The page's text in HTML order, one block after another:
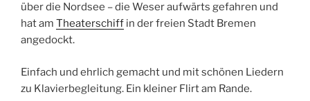
über die Nordsee – die Weser aufwärts gefahren und
hat am Theaterschiff in der freien Stadt Bremen
angedockt.
Einfach und ehrlich gemacht und mit schönen Liedern
zu Klavierbegleitung. Ein kleiner Flirt am Rande.